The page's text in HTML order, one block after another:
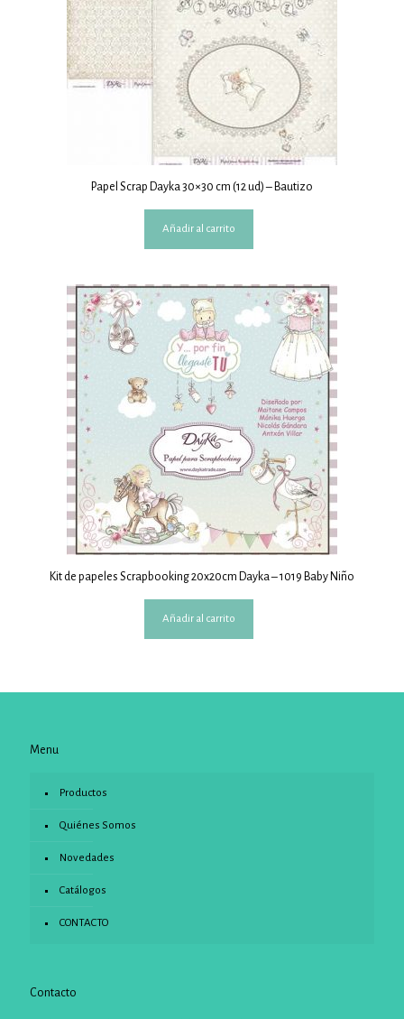
Papel Scrap Dayka 30×30 cm (12 ud) – Bautizo
Añadir al carrito
Kit de papeles Scrapbooking 20x20cm Dayka – 1019 Baby Niño
Añadir al carrito
Menu
Productos
Quiénes Somos
Novedades
Catálogos
CONTACTO
Contacto